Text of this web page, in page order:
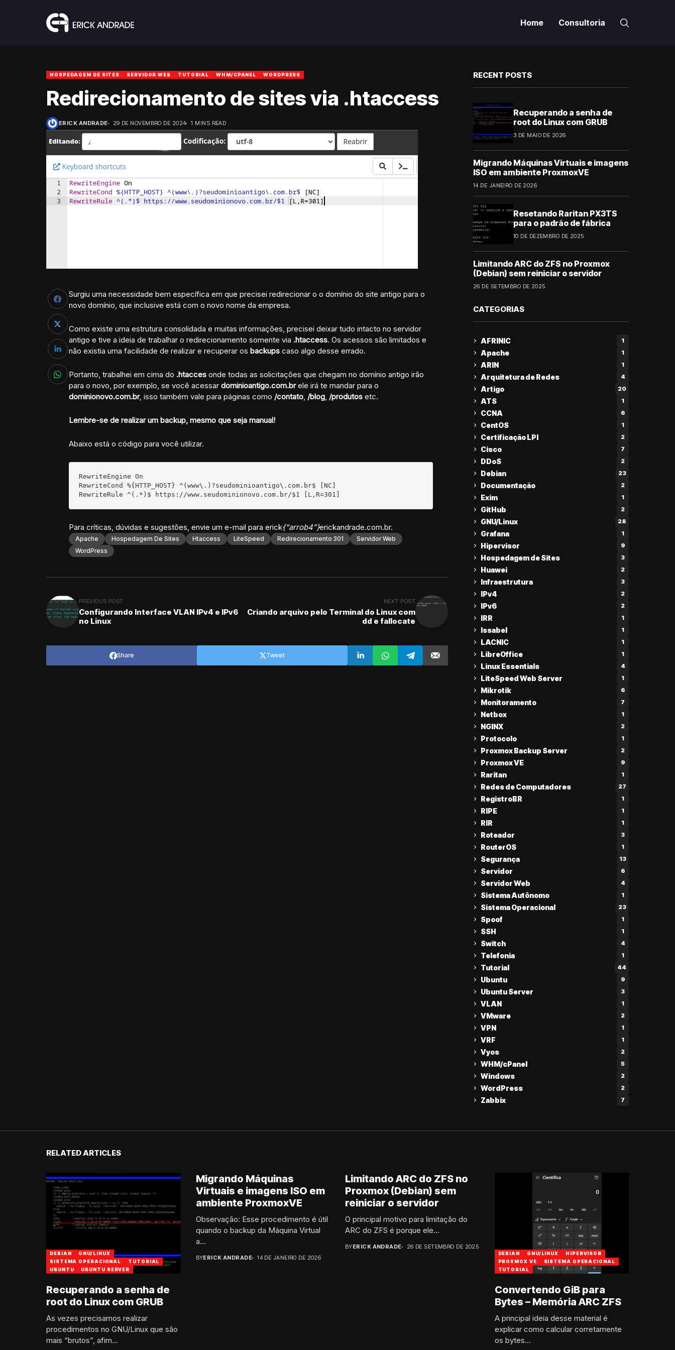
Home Consultoria
HOSPEDAGEM DE SITES SERVIDOR WEB TUTORIAL WHM/CPANEL WORDPRESS
Redirecionamento de sites via .htaccess
ERICK ANDRADE 29 DE NOVEMBRO DE 2024 1 MINS READ
Surgiu uma necessidade bem específica em que precisei redirecionar o o domínio do site antigo para o
novo domínio, que inclusive está com o novo nome da empresa.
Como existe uma estrutura consolidada e muitas informações, precisei deixar tudo intacto no servidor
antigo e tive a ideia de trabalhar o redirecionamento somente via .htaccess. Os acessos são limitados e
não existia uma facilidade de realizar e recuperar os backups caso algo desse errado.
Portanto, trabalhei em cima do .htacces onde todas as solicitações que chegam no domínio antigo irão
para o novo, por exemplo, se você acessar dominioantigo.com.brele irá te mandar para o
dominionovo.com.br, isso também vale para páginas como /contato, /blog, /produtos etc.
Lembre-se de realizar um backup, mesmo que seja manual!
Abaixo está o código para você utilizar.
RewriteEngine On
RewriteCond %{HTTP_HOST} ^(www\.)?seudominioantigo\.com.br$ [NC]
RewriteRule ^(.*)$ https://www.seudominionovo.com.br/$1 [L,R=301]
Para críticas, dúvidas e sugestões, envie um e-mail para erick{“arrob4”}erickandrade.com.br.
Apache Hospedagem De Sites Htaccess LiteSpeed Redirecionamento 301
Servidor Web
WordPress
PREVIOUS POST
Configurando Interface VLAN IPv4 e IPv6
no Linux
NEXT POST
Criando arquivo pelo Terminal do Linux com
dd e fallocate
Share Tweet
RECENT POSTS
Recuperando a senha de
root do Linux com GRUB
3 DE MAIO DE 2026
Migrando Máquinas Virtuais e imagens
ISO em ambiente ProxmoxVE
14 DE JANEIRO DE 2026
Resetando Raritan PX3TS
para o padrão de fábrica
10 DE DEZEMBRO DE 2025
Limitando ARC do ZFS no Proxmox
(Debian) sem reiniciar o servidor
26 DE SETEMBRO DE 2025
CATEGORIAS
AFRINIC 1
Apache 1
ARIN 1
Arquitetura de Redes 4
Artigo 20
ATS 1
CCNA 6
CentOS 1
Certificação LPI 2
Cisco 7
DDoS 2
Debian 23
Documentação 2
Exim 1
GitHub 2
GNU/Linux 28
Grafana 1
Hipervisor 9
Hospedagem de Sites 3
Huawei 2
Infraestrutura 3
IPv4 2
IPv6 2
IRR 1
Issabel 1
LACNIC 1
LibreOffice 1
Linux Essentials 4
LiteSpeed Web Server 1
Mikrotik 6
Monitoramento 7
Netbox 1
NGINX 2
Protocolo 1
Proxmox Backup Server 2
Proxmox VE 9
Raritan 1
Redes de Computadores 27
RegistroBR 1
RIPE 1
RIR 1
Roteador 3
RouterOS 1
Segurança 13
Servidor 6
Servidor Web 4
Sistema Autônomo 1
Sistema Operacional 23
Spoof 1
SSH 1
Switch 4
Telefonia 1
Tutorial 44
Ubuntu 9
Ubuntu Server 3
VLAN 1
VMware 2
VPN 1
VRF 1
Vyos 2
WHM/cPanel 5
Windows 2
WordPress 2
Zabbix 7
RELATED ARTICLES
DEBIAN
GNU/LINUX
SISTEMA OPERACIONAL
TUTORIAL
UBUNTU
UBUNTU SERVER
Recuperando a senha de
root do Linux com GRUB
As vezes precisamos realizar
procedimentos no GNU/Linux que são
mais “brutos”, afim...
Migrando Máquinas
Virtuais e imagens ISO em
ambiente ProxmoxVE
Observação: Esse procedimento é útil
quando o backup da Máquina Virtual
a...
BYERICK ANDRADE 14 DE JANEIRO DE 2026
Limitando ARC do ZFS no
Proxmox (Debian) sem
reiniciar o servidor
O principal motivo para limitação do
ARC do ZFS é porque ele...
BYERICK ANDRADE 26 DE SETEMBRO DE 2025
DEBIAN GNU/LINUX
HIPERVISOR
PROXMOX VE
SISTEMA OPERACIONAL
TUTORIAL
Convertendo GiB para
Bytes – Memória ARC ZFS
A principal ideia desse material é
explicar como calcular corretamente
os bytes...